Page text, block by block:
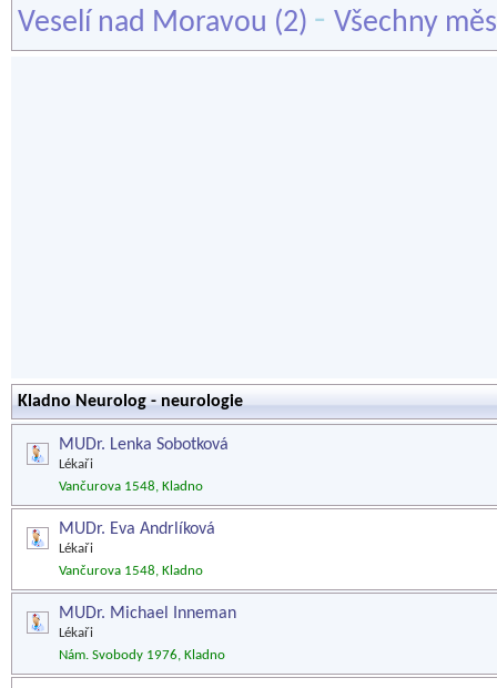
Veselí nad Moravou (2) - Všechny
Kladno Neurolog - neurologie
MUDr. Lenka Sobotková
Lékaři
Vančurova 1548, Kladno
MUDr. Eva Andrlíková
Lékaři
Vančurova 1548, Kladno
MUDr. Michael Inneman
Lékaři
Nám. Svobody 1976, Kladno